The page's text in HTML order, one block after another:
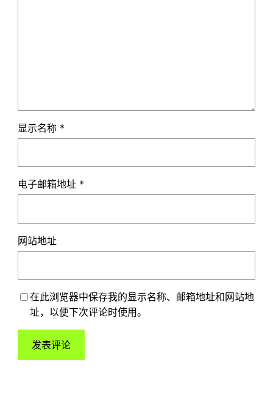
显示名称 *
电子邮箱地址 *
网站地址
在此浏览器中保存我的显示名称、邮箱地址和网站地
址，以便下次评论时使用。